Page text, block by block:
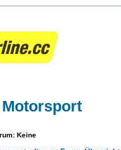
Motorsport
Keine